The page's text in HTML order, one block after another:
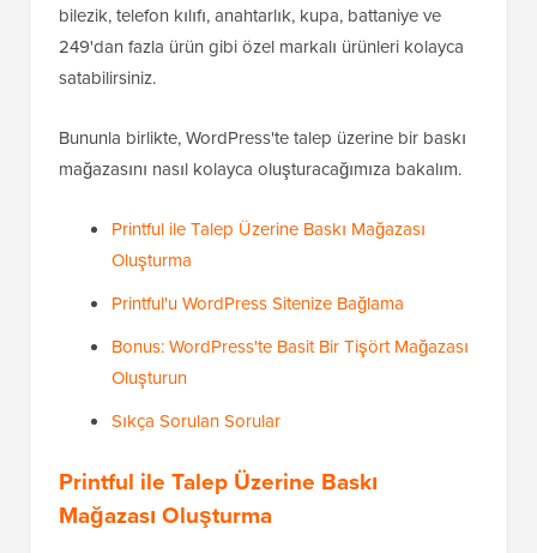
bilezik, telefon kılıfı, anahtarlık, kupa, battaniye ve
249'dan fazla ürün gibi özel markalı ürünleri kolayca
satabilirsiniz.
Bununla birlikte, WordPress'te talep üzerine bir baskı
mağazasını nasıl kolayca oluşturacağımıza bakalım.
Printful ile Talep Üzerine Baskı Mağazası
Oluşturma
Printful'u WordPress Sitenize Bağlama
Bonus: WordPress'te Basit Bir Tişört Mağazası
Oluşturun
Sıkça Sorulan Sorular
Printful ile Talep Üzerine Baskı
Mağazası Oluşturma